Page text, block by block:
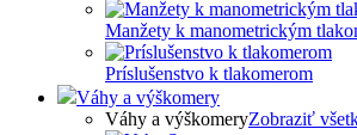
Manžety k manometrickým
Príslušenstvo k tlakomerom
Váhy a výškomery
Váhy a výškomeryZobraziť